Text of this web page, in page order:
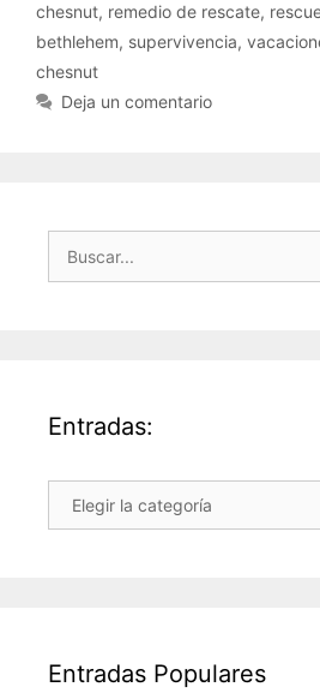
chesnut, remedio de rescate,
bethlehem, supervivencia,
chesnut
Deja un comentario
Buscar:
Entradas:
Entradas:
Entradas Populares